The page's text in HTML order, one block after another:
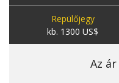
Repülőjegy
kb. 1300 US$
Az